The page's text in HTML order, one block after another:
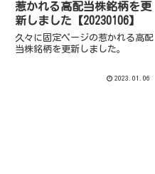
惹かれる高配当株銘柄を更
新しました【20230106】
久々に固定ページの惹かれる高配
当株銘柄を更新しました。
2023.01.06